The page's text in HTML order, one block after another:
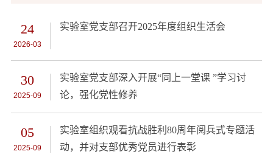
24
2026-03
实验室党支部召开2025年度组织生活会
30
2025-09
实验室党支部深入开展“同上一堂课 ”学习讨
论，强化党性修养
05
2025-09
实验室组织观看抗战胜利80周年阅兵式专题活
动，并对支部优秀党员进行表彰